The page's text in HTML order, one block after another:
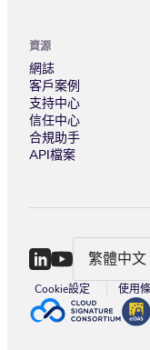
資源
網誌
客戶案例
支持中心
信任中心
合規助手
API檔案
繁體中文
Cookie設定 使用